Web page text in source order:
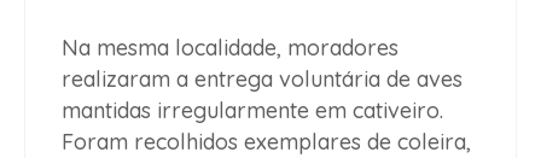
Na mesma localidade, moradores
realizaram a entrega voluntária de aves
mantidas irregularmente em cativeiro.
Foram recolhidos exemplares de coleira,